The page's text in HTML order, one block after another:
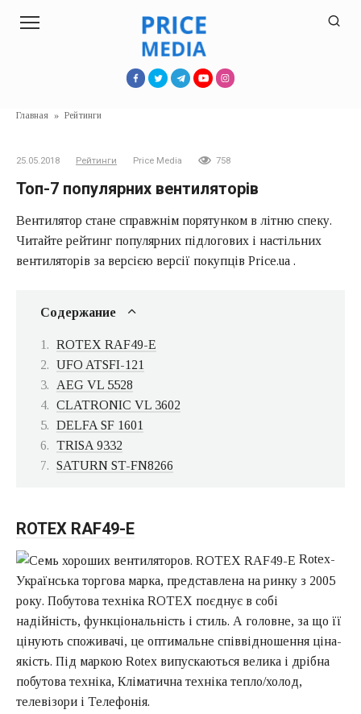
Главная » Рейтинги
25.05.2018 Рейтинги Price Media 758
Топ-7 популярних вентиляторів
Вентилятор стане справжнім порятунком в літню спеку.
Читайте рейтинг популярних підлогових і настільних
вентиляторів за версією версії покупців Price.ua .
Содержание
ROTEX RAF49-E
UFO ATSFI-121
AEG VL 5528
CLATRONIC VL 3602
DELFA SF 1601
TRISA 9332
SATURN ST-FN8266
ROTEX RAF49-E
Rotex-
Українська торгова марка, представлена на ринку з 2005
року. Побутова техніка ROTEX поєднує в собі
надійність, функціональність і стиль. А головне, за що її
цінують споживачі, це оптимальне співвідношення ціна-
якість. Під маркою Rotex випускаються велика і дрібна
побутова техніка, Кліматична техніка тепло/холод,
телевізори і Телефонія.